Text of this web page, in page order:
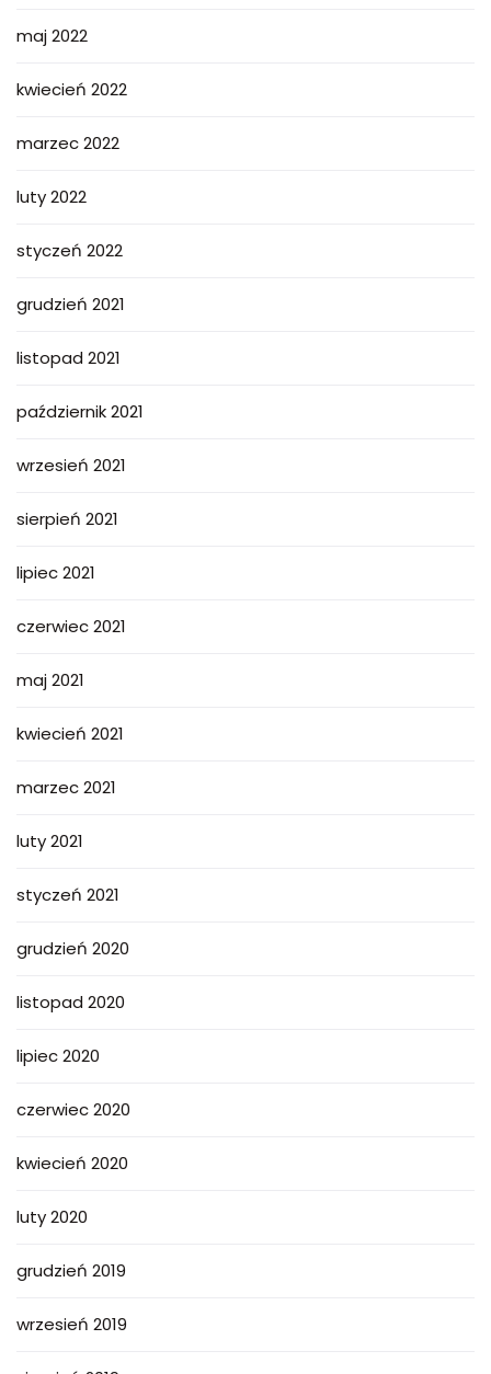
maj 2022
kwiecień 2022
marzec 2022
luty 2022
styczeń 2022
grudzień 2021
listopad 2021
październik 2021
wrzesień 2021
sierpień 2021
lipiec 2021
czerwiec 2021
maj 2021
kwiecień 2021
marzec 2021
luty 2021
styczeń 2021
grudzień 2020
listopad 2020
lipiec 2020
czerwiec 2020
kwiecień 2020
luty 2020
grudzień 2019
wrzesień 2019